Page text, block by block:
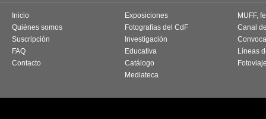
Inicio
Quiénes somos
Suscripción
FAQ
Contacto
Exposiciones
Fotografías del CdF
Investigación
Educativa
Catálogo
Mediateca
MUFF,
Canal
Líneas